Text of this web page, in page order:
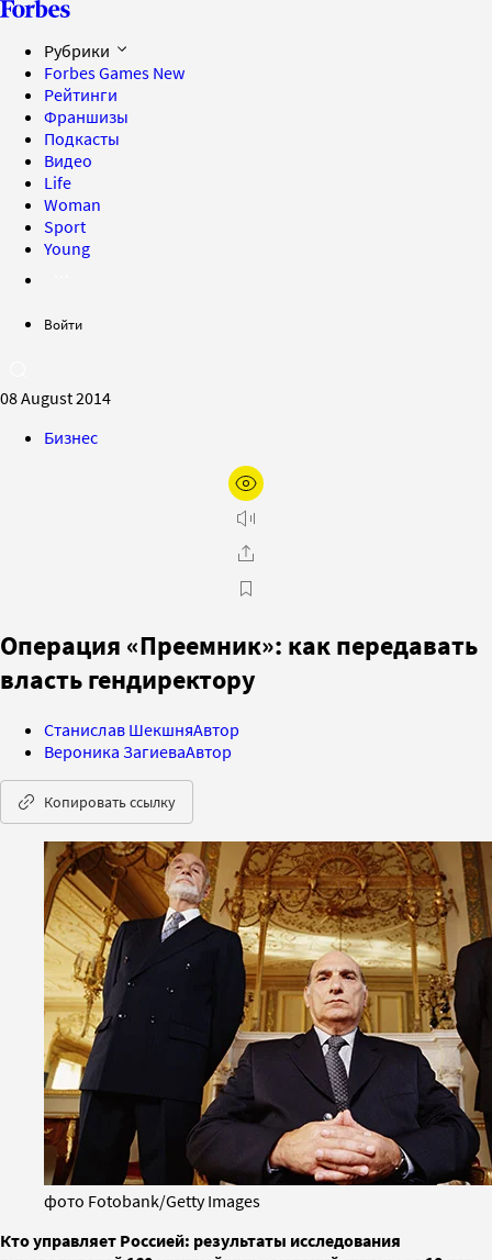
Рубрики
Forbes Games New
Рейтинги
Франшизы
Подкасты
Видео
Life
Woman
Sport
Young
Войти
08 August 2014
Бизнес
Операция «Преемник»: как передавать
власть гендиректору
Станислав ШекшняАвтор
Вероника ЗагиеваАвтор
Копировать ссылку
фото Fotobank/Getty Images
Кто управляет Россией: результаты исследования